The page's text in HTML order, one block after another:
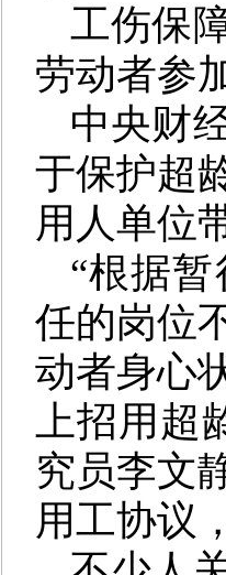
工伤保
劳动者参
中央财
于保护超
用人单位
“根据
任的岗位
动者身心
上招用
究员李文
用工协议